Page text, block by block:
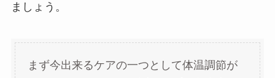
ましょう。
まず今出来るケアの一つとして体温調節が